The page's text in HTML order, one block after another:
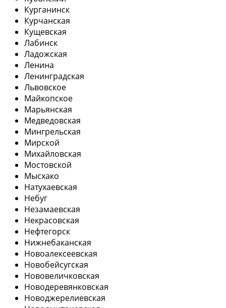
Курганинск
Курчанская
Кущевская
Лабинск
Ладожская
Ленина
Ленинградская
Львовское
Майкопское
Марьянская
Медведовская
Мингрельская
Мирской
Михайловская
Мостовской
Мысхако
Натухаевская
Небуг
Незамаевская
Некрасовская
Нефтегорск
Нижнебаканская
Новоалексеевская
Новобейсугская
Нововеличковская
Новодеревянковская
Новоджерелиевская